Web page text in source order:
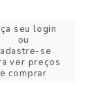
seu login
ou
se
ver preços
e comprar